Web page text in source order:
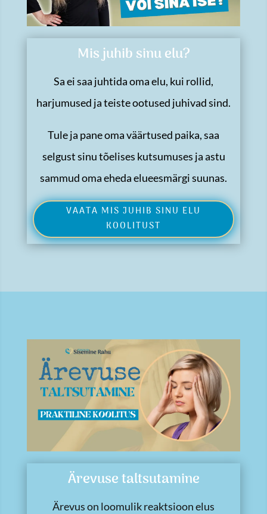
Mis juhib sinu elu?
Sa ei saa juhtida oma elu, kui rollid,
harjumused ja teiste ootused juhivad sind.
Tule ja pane oma väärtused paika, saa
selgust sinu tõelises kutsumuses ja astu
sammud oma eheda elueesmärgi suunas.
VAATA MIS JUHIB SINU ELU
KOOLITUST
Ärevuse taltsutamine
Ärevus on loomulik reaktsioon elus